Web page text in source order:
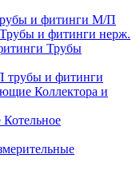
и фитинги М/П
Трубы и фитинги нерж.
Трубы
трубы и фитинги
Коллектора и
Котельное